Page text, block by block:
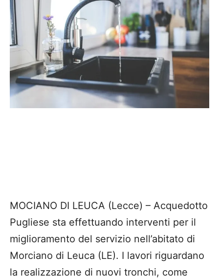
MOCIANO DI LEUCA (Lecce) – Acquedotto
Pugliese sta effettuando interventi per il
miglioramento del servizio nell’abitato di
Morciano di Leuca (LE). I lavori riguardano
la realizzazione di nuovi tronchi, come